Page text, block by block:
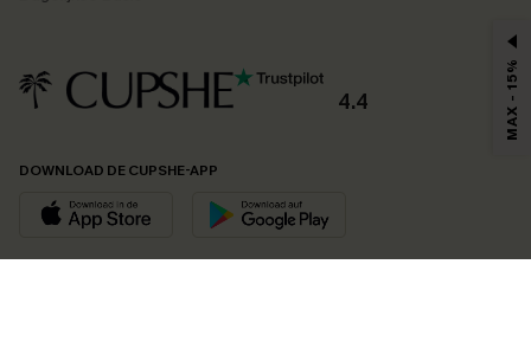
4.4
DOWNLOAD DE CUPSHE-APP
MAX - 15%